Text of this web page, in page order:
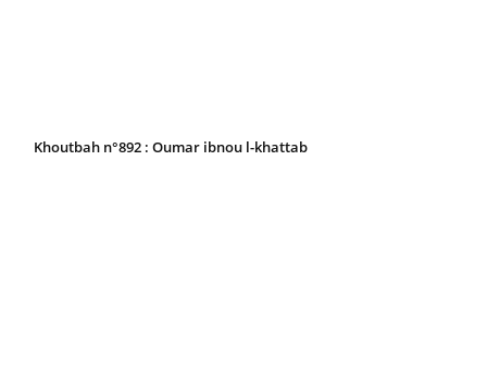
Khoutbah n°892 : Oumar ibnou l-khattab